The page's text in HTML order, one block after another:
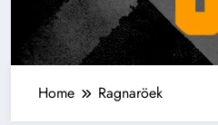
Home Ragnaröek